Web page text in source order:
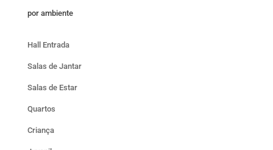
por ambiente
Hall Entrada
Salas de Jantar
Salas de Estar
Quartos
Criança